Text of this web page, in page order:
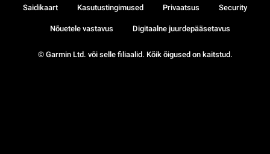
© Garmin Ltd. või selle filiaalid. Kõik õigused on kaitstud.
Saidikaart Kasutustingimused Privaatsus Security
Nõuetele vastavus Digitaalne juurdepääsetavus